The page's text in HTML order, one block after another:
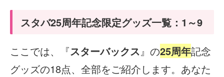
スタバ25周年記念限定グッズ一覧：1～9
ここでは、『スターバックス』の25周年記念
グッズの18点、全部をご紹介します。あなた